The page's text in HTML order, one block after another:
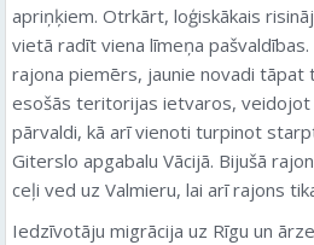
apriņķiem. Otrkārt, loģiskākais
vietā radīt viena līmeņa pašvaldības.
rajona piemērs, jaunie novadi tāpat
esošās teritorijas ietvaros, veidojot
pārvaldi, kā arī vienoti turpinot
Giterslo apgabalu Vācijā. Bijušā
ceļi ved uz Valmieru, lai arī rajons
Iedzīvotāju migrācija uz Rīgu un